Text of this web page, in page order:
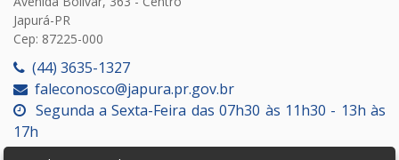
Japurá-PR
Cep: 87225-000
(44) 3635-1327
faleconosco@japura.pr.gov.br
Segunda a Sexta-Feira das 07h30 às 11h30 - 13h às
17h